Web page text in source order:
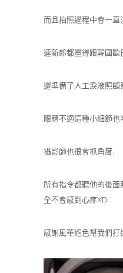
而且拍照過程中會一直
連新郎都畫得跟韓國歐
還準備了人工淚液照顧
眼睛不適這種小細節也
攝影師也很會抓角度,
所有指令都聽他的後
全不會感到心疼XD
感謝風華絕色幫我們打